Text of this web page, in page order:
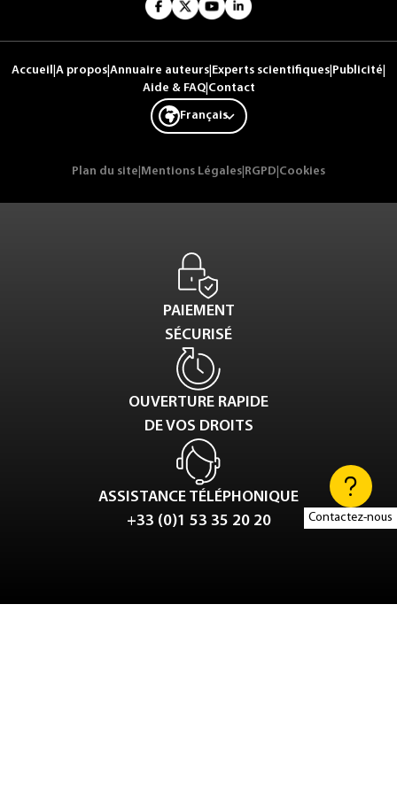
Contactez-nous
Accueil A propos Annuaire auteurs Experts scientifiques Publicité
Aide & FAQ| Contact
Français
Plan du site Mentions Légales RGPD Cookies
PAIEMENT
SÉCURISÉ
OUVERTURE RAPIDE
DE VOS DROITS
ASSISTANCE TÉLÉPHONIQUE
+33 (0)1 53 35 20 20